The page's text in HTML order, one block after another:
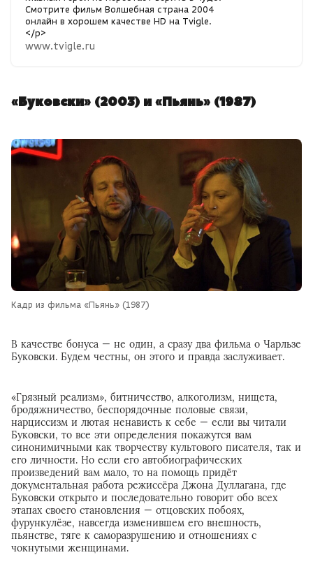
Смотрите фильм Волшебная страна 2004
онлайн в хорошем качестве HD на Tvigle.
</p>
www.tvigle.ru
«Буковски» (2003) и «Пьянь» (1987)
Кадр из фильма «Пьянь» (1987)
В качестве бонуса — не один, а сразу два фильма о Чарльзе
Буковски. Будем честны, он этого и правда заслуживает.
«Грязный реализм», битничество, алкоголизм, нищета,
бродяжничество, беспорядочные половые связи,
нарциссизм и лютая ненависть к себе — если вы читали
Буковски, то все эти определения покажутся вам
синонимичными как творчеству культового писателя, так и
его личности. Но если его автобиографических
произведений вам мало, то на помощь придёт
документальная работа режиссёра Джона Дуллагана, где
Буковски открыто и последовательно говорит обо всех
этапах своего становления — отцовских побоях,
фурункулёзе, навсегда изменившем его внешность,
пьянстве, тяге к саморазрушению и отношениях с
чокнутыми женщинами.